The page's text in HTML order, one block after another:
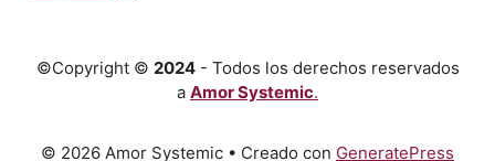
©Copyright © 2024- Todos los derechos reservados
a Amor Systemic.
© 2026 Amor Systemic • Creado con GeneratePress